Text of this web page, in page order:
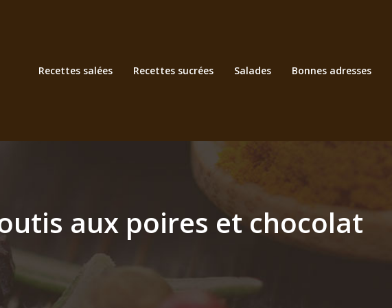
Recettes salées Recettes sucrées Salades Bonnes adresses
aux poires et chocolat